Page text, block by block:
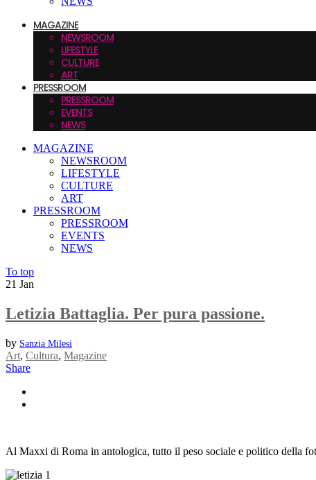
MAGAZINE
NEWSROOM
LIFESTYLE
CULTURE
ART
PRESSROOM
PRESSROOM
EVENTS
NEWS
MAGAZINE
NEWSROOM
LIFESTYLE
CULTURE
ART
PRESSROOM
PRESSROOM
EVENTS
NEWS
To top
21 Jan
Letizia Battaglia. Per pura passione.
by Sanzia Milesi
Art, Cultura, Magazine
Share
Al Maxxi di Roma in antologica, tutto il peso sociale e politico della